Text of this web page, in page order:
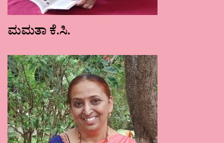
ಮಮತಾ ಕೆ.ಸಿ.